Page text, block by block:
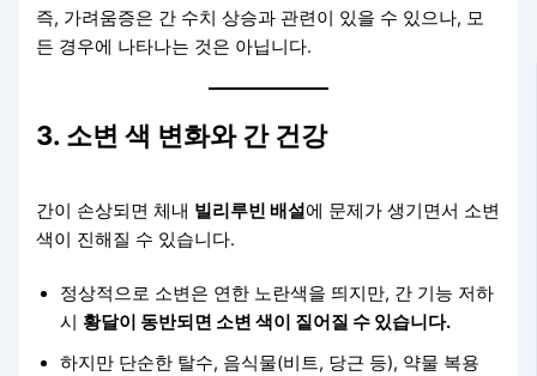
즉, 가려움증은 간 수치 상승과 관련이 있을 수 있으나, 모
든 경우에 나타나는 것은 아닙니다.
3. 소변 색 변화와 간 건강
간이 손상되면 체내 빌리루빈 배설에 문제가 생기면서 소변
색이 진해질 수 있습니다.
정상적으로 소변은 연한 노란색을 띄지만, 간 기능 저하
시 황달이 동반되면 소변 색이 짙어질 수 있습니다.
하지만 단순한 탈수, 음식물(비트, 당근 등), 약물 복용